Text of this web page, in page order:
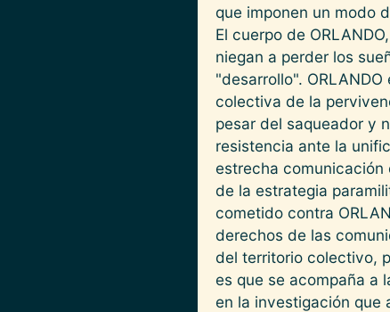
que imponen un modo
El cuerpo de
niegan a perder los
"desarrollo".
colectiva de la
pesar del saqueador y
resistencia ante la
estrecha comunicación
de la estrategia
cometido contra
derechos de las
del territorio colectivo,
es que se acompaña a
en la investigación que